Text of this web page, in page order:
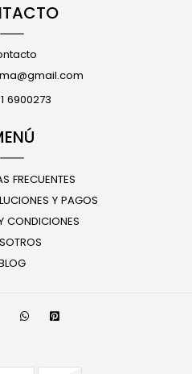
6900273
FRECUENTES
Y PAGOS
CONDICIONES